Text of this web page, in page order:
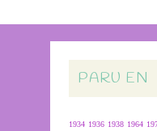
PARU EN
1934 1936 1938 1964